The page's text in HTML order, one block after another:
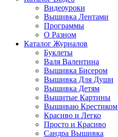
Видеоуроки
Вышивка Лентами
Программы
О Разном
Каталог Журналов
Буклеты
Валя Валентина
Вышивка Бисером
Вышивка Для Души
Вышивка Детям
Вышитые Картины
Вышиваю Крестиком
Красиво и Легко
Просто и Красиво
Сандра Вышивка